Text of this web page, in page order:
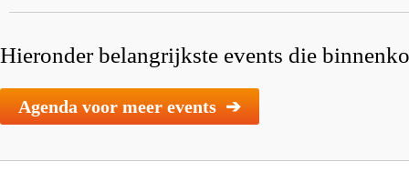
Hieronder belangrijkste events die
Agenda voor meer events ➔